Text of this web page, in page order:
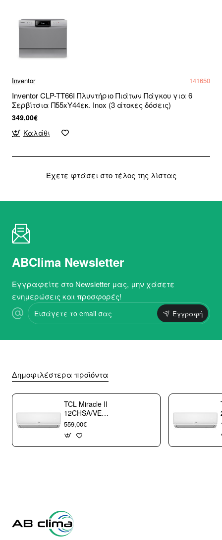
Inventor 141650
Inventor CLP-TT66I Πλυντήριο Πιάτων Πάγκου για 6
Σερβίτσια Π55xY44εκ. Inox (3 άτοκες δόσεις)
349,00€
Καλάθι
Έχετε φτάσει στο τέλος της λίστας
ABClima Newsletter
Εγγραφείτε στο Newsletter μας, μην χάσετε
ενημερώσεις και προσφορές!
Εισάγετε
το
email
Εγγραφή
Δημοφιλέστερα προϊόντα
TCL Miracle II
12CHSA/VE
Κλιματιστικό
Τοίχου 12000 btu/h
με WiFi A++/A+++
με 10 χρόνια
559,00€